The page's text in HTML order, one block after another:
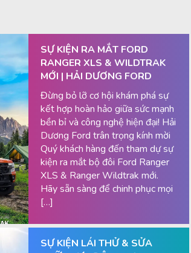
SỰ KIỆN RA MẮT FORD
RANGER XLS & WILDTRAK
MỚI | HẢI DƯƠNG FORD
Đừng bỏ lỡ cơ hội khám phá sự
kết hợp hoàn hảo giữa sức mạnh
bền bỉ và công nghệ hiện đại! Hải
Dương Ford trân trọng kính mời
Quý khách hàng đến tham dự sự
kiện ra mắt bộ đôi Ford Ranger
XLS & Ranger Wildtrak mới.
Hãy sẵn sàng để chinh phục mọi
[…]
SỰ KIỆN LÁI THỬ & SỬA